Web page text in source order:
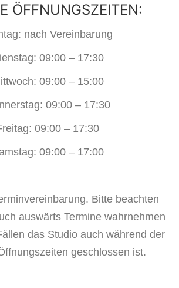
ÖFFNUNGSZEITEN:
nach Vereinbarung
09:00 – 17:30
09:00 – 15:00
09:00 – 17:30
09:00 – 17:30
09:00 – 17:00
Bitte beachten
auswärts Termine wahrnehmen
das Studio auch während der
geschlossen ist.